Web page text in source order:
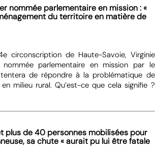
nommée parlementaire en mission : «
du territoire en matière de
circonscription de Haute-Savoie, Virginie
parlementaire en mission par le
tentera de répondre à la problématique de
milieu rural. Qu’est-ce que cela signifie ?
plus de 40 personnes mobilisées pour
sa chute « aurait pu lui être fatale